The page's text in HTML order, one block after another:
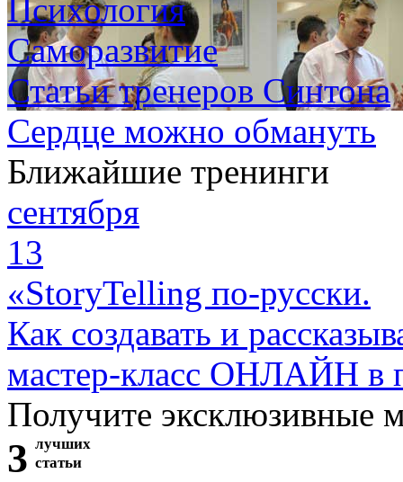
Психология
Саморазвитие
Статьи тренеров Синтона
Сердце можно обмануть
Ближайшие тренинги
сентября
13
«StoryTelling по-русски.
Как создавать и
мастер-класс ОНЛАЙН в
Получите эксклюзивные
3 лучших
статьи